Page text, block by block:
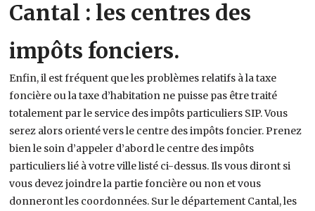
Cantal : les centres des
impôts fonciers.
Enfin, il est fréquent que les problèmes relatifs à la taxe
foncière ou la taxe d’habitation ne puisse pas être traité
totalement par le service des impôts particuliers SIP. Vous
serez alors orienté vers le centre des impôts foncier. Prenez
bien le soin d’appeler d’abord le centre des impôts
particuliers lié à votre ville listé ci-dessus. Ils vous diront si
vous devez joindre la partie foncière ou non et vous
donneront les coordonnées. Sur le département Cantal, les